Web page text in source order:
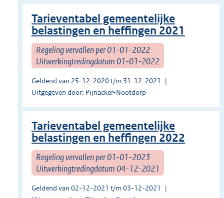
Tarieventabel gemeentelijke
belastingen en heffingen 2021
Regeling vervallen per 01-01-2022
Uitwerkingtredingdatum 01-01-2022
Geldend van 25-12-2020 t/m 31-12-2021
Uitgegeven door: Pijnacker-Nootdorp
Tarieventabel gemeentelijke
belastingen en heffingen 2022
Regeling vervallen per 01-01-2023
Uitwerkingtredingdatum 04-12-2021
Geldend van 02-12-2021 t/m 03-12-2021